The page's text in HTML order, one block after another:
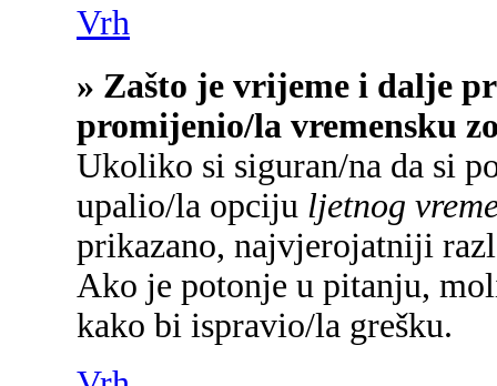
Vrh
» Zašto je vrijeme i dalje
promijenio/la vremensku
Ukoliko si siguran/na da si
upalio/la opciju ljetnog
prikazano, najvjerojatniji
Ako je potonje u pitanju,
kako bi ispravio/la grešku.